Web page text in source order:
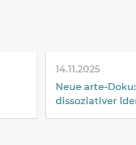
14.11.2025
Neue arte-
dissoziativer